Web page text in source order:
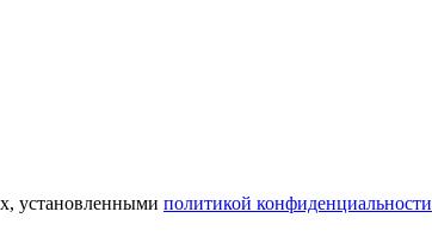
установленными политикой конфиденциальности